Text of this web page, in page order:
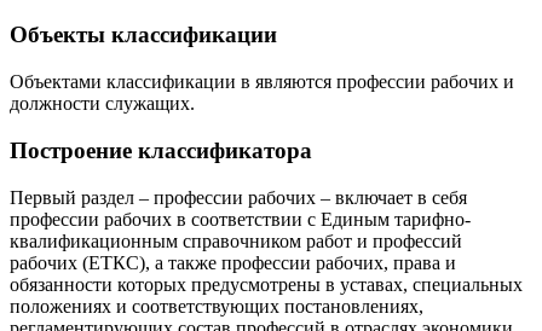
Объекты классификации
Объектами классификации в являются профессии рабочих и
должности служащих.
Построение классификатора
Первый раздел – профессии рабочих – включает в себя
профессии рабочих в соответствии с Единым тарифно-
квалификационным справочником работ и профессий
рабочих (ЕТКС), а также профессии рабочих, права и
обязанности которых предусмотрены в уставах, специальных
положениях и соответствующих постановлениях,